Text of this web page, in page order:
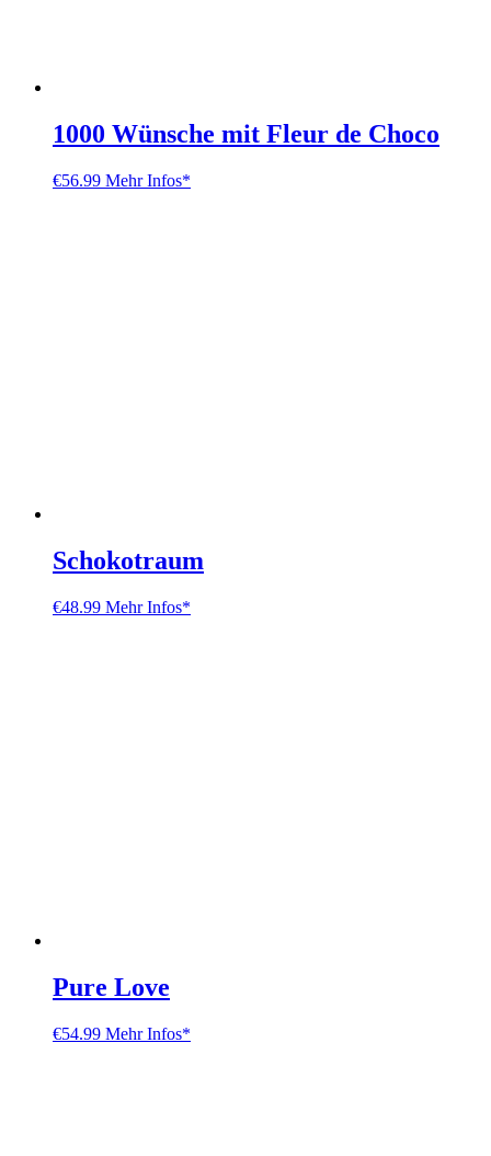
1000 Wünsche mit Fleur de Choco
€56.99 Mehr Infos*
Schokotraum
€48.99 Mehr Infos*
Pure Love
€54.99 Mehr Infos*